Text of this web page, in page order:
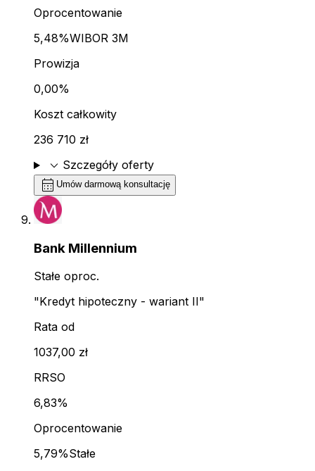
Oprocentowanie
5,48%WIBOR 3M
Prowizja
0,00%
Koszt całkowity
236 710 zł
expand_more Szczegóły oferty
calendar_month Umów darmową konsultację
Bank Millennium
Stałe oproc.
"Kredyt hipoteczny - wariant II"
Rata od
1037,00 zł
RRSO
6,83%
Oprocentowanie
5,79%Stałe